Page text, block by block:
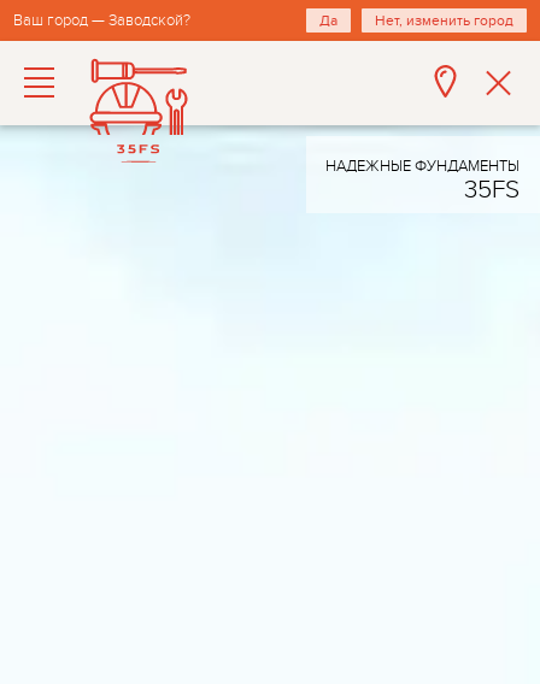
Ваш город — Заводской? Да Нет, изменить город
НАДЕЖНЫЕ ФУНДАМЕНТЫ
35FS